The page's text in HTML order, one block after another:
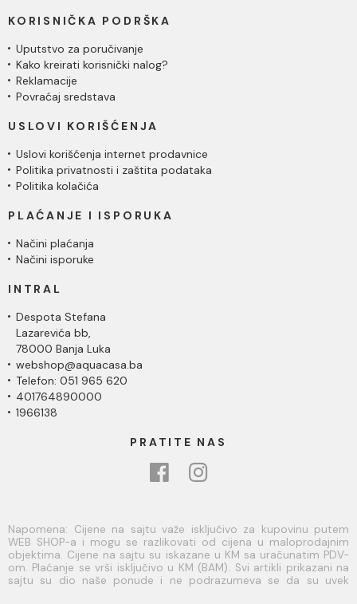
KORISNIČKA PODRŠKA
Uputstvo za poručivanje
Kako kreirati korisnički nalog?
Reklamacije
Povraćaj sredstava
USLOVI KORIŠĆENJA
Uslovi korišćenja internet prodavnice
Politika privatnosti i zaštita podataka
Politika kolačića
PLAĆANJE I ISPORUKA
Načini plaćanja
Načini isporuke
INTRAL
Despota Stefana
Lazarevića bb,
78000 Banja Luka
webshop@aquacasa.ba
Telefon: 051 965 620
401764890000
1966138
PRATITE NAS
Napomena: Cijene na sajtu važe isključivo za kupovinu putem
WEB SHOP-a i mogu se razlikovati od cijena u maloprodajnim
objektima. Cijene na sajtu su iskazane u KM sa uračunatim PDV-
om. Plaćanje se vrši isključivo u KM (BAM). Svi artikli prikazani na
sajtu su dio naše ponude i ne podrazumeva se da su uvek